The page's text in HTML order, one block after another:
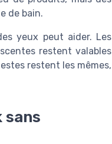
de bain.
yeux peut aider. Les
restent valables
restent les mêmes,
sans